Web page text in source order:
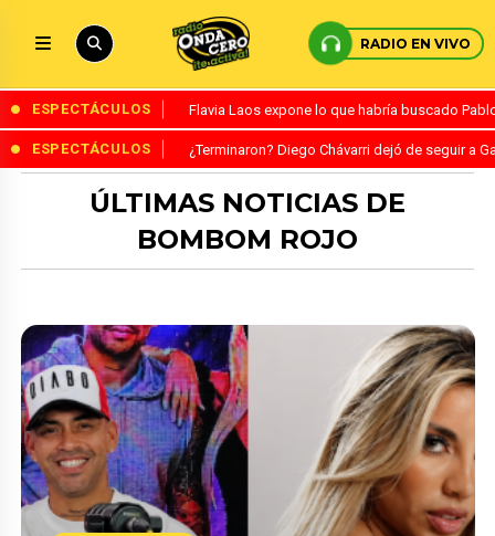
RADIO EN VIVO
ESPECTÁCULOS Flavia Laos expone lo que habría buscado
ESPECTÁCULOS ¿Terminaron? Diego Chávarri dejó de seguir a
ÚLTIMAS NOTICIAS DE
BOMBOM ROJO